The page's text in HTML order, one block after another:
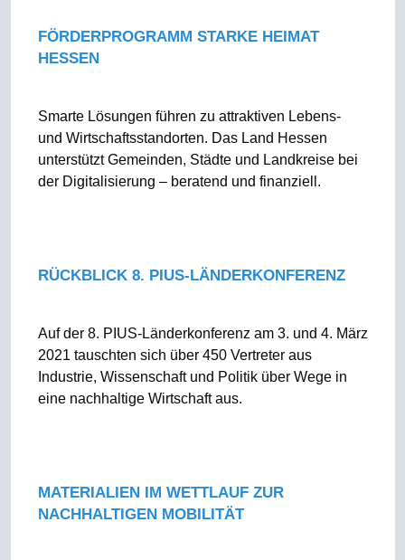
FÖRDERPROGRAMM STARKE HEIMAT
HESSEN
Smarte Lösungen führen zu attraktiven Lebens-
und Wirtschaftsstandorten. Das Land Hessen
unterstützt Gemeinden, Städte und Landkreise bei
der Digitalisierung – beratend und finanziell.
RÜCKBLICK 8. PIUS-LÄNDERKONFERENZ
Auf der 8. PIUS-Länderkonferenz am 3. und 4. März
2021 tauschten sich über 450 Vertreter aus
Industrie, Wissenschaft und Politik über Wege in
eine nachhaltige Wirtschaft aus.
MATERIALIEN IM WETTLAUF ZUR
NACHHALTIGEN MOBILITÄT